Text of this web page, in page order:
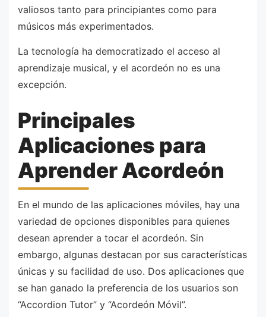
valiosos tanto para principiantes como para
músicos más experimentados.
La tecnología ha democratizado el acceso al
aprendizaje musical, y el acordeón no es una
excepción.
Principales
Aplicaciones para
Aprender Acordeón
En el mundo de las aplicaciones móviles, hay una
variedad de opciones disponibles para quienes
desean aprender a tocar el acordeón. Sin
embargo, algunas destacan por sus características
únicas y su facilidad de uso. Dos aplicaciones que
se han ganado la preferencia de los usuarios son
“Accordion Tutor” y “Acordeón Móvil”.